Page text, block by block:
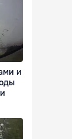
и